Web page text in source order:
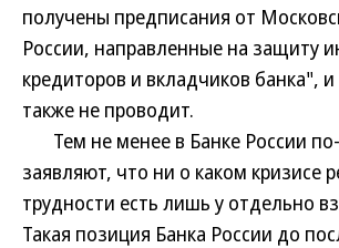
получены предписания от
России, направленные на защиту
кредиторов и вкладчиков банка",
также не проводит.
Тем не менее в Банке России
заявляют, что ни о каком кризисе
трудности есть лишь у отдельно
Такая позиция Банка России до